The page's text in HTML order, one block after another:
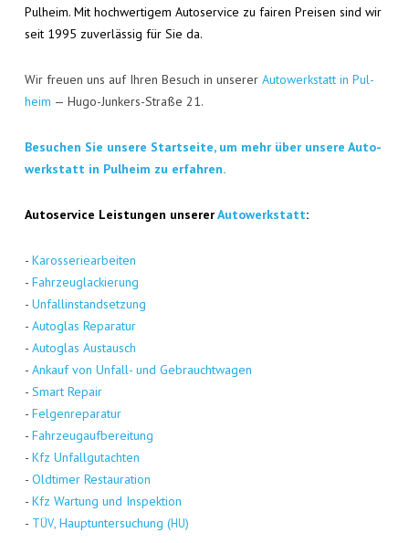
Pul­heim. Mit hoch­wer­ti­gem Auto­ser­vice zu fai­ren Prei­sen sind wir
seit 1995 zuver­läs­sig für Sie da.
Wir freu­en uns auf Ihren Besuch in unse­rer Auto­werk­statt in Pul­
heim — Hugo-Jun­kers-Stra­ße 21.
Besu­chen Sie unse­re Start­sei­te, um mehr über unse­re Auto­
werk­statt in Pul­heim zu erfahren.
Auto­ser­vice Leis­tun­gen unse­rerAuto­werk­statt:
- Karos­se­rie­ar­bei­ten
- Fahr­zeug­la­ckie­rung
- Unfall­in­stand­set­zung
- Auto­glas Repa­ra­tur
- Auto­glas Aus­tausch
- Ankauf von Unfall- und Gebraucht­wa­gen
- Smart Repair
- Fel­gen­re­pa­ra­tur
- Fahr­zeug­auf­be­rei­tung
- Kfz Unfall­gut­ach­ten
- Old­ti­mer Restau­ra­ti­on
- Kfz War­tung und Inspek­ti­on
- TÜV, Haupt­un­ter­su­chung (HU)